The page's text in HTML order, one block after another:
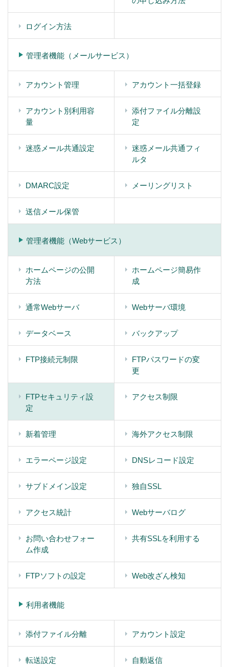
ログイン方法
管理者機能（メールサービス）
アカウント管理 アカウント一括登録
アカウント別利用容
量
添付ファイル分離設
定
迷惑メール共通設定
迷惑メール共通フィ
ルタ
DMARC設定 メーリングリスト
送信メール保管
管理者機能（Webサービス）
ホームページの公開
方法
ホームページ簡易作
成
通常Webサーバ Webサーバ環境
データベース バックアップ
FTP接続元制限
FTPパスワードの変
更
FTPセキュリティ設
定
アクセス制限
新着管理 海外アクセス制限
エラーページ設定 DNSレコード設定
サブドメイン設定 独自SSL
アクセス統計 Webサーバログ
お問い合わせフォー
ム作成
共有SSLを利用する
FTPソフトの設定 Web改ざん検知
利用者機能
添付ファイル分離 アカウント設定
転送設定 自動返信